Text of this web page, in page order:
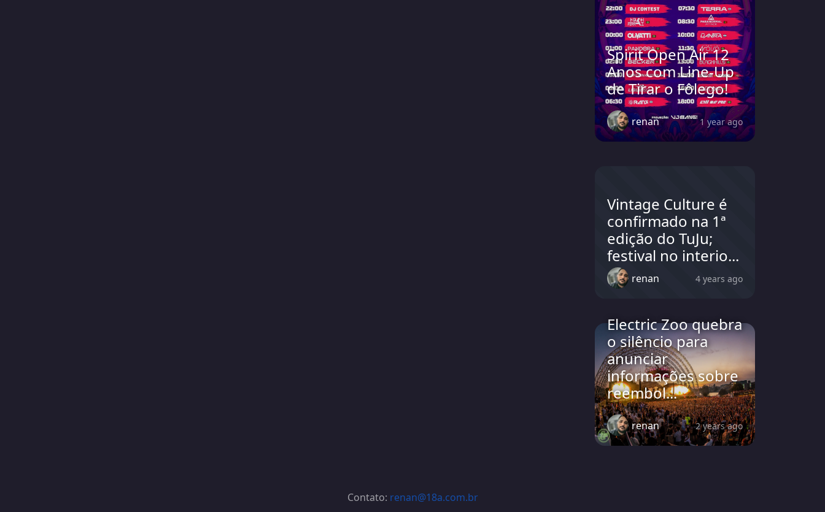
Spirit Open Air 12
Anos com Line-Up
de Tirar o Fôlego!
renan 1 year ago
Vintage Culture é
confirmado na 1ª
edição do TuJu;
festival no interio...
renan 4 years ago
Electric Zoo quebra
o silêncio para
anunciar
informações sobre
reembol...
renan 2 years ago
Contato: renan@18a.com.br